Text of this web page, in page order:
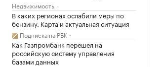
Недвижимость
В каких регионах ослабили меры по
бензину. Карта и актуальная ситуация
Подписка на РБК
Как Газпромбанк перешел на
российскую систему управления
базами данных